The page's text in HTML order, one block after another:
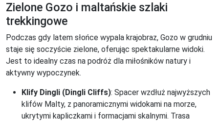
Zielone Gozo i maltańskie szlaki
trekkingowe
Podczas gdy latem słońce wypala krajobraz, Gozo w grudniu
staje się soczyście zielone, oferując spektakularne widoki.
Jest to idealny czas na podróż dla miłośników natury i
aktywny wypoczynek.
Klify Dingli (Dingli Cliffs): Spacer wzdłuż najwyższych
klifów Malty, z panoramicznymi widokami na morze,
ukrytymi kapliczkami i formacjami skalnymi. Trasa